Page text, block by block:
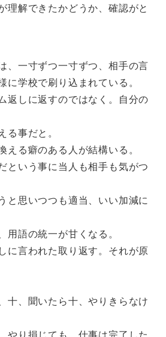
理解できたかどうか、確認がと
、一寸ずつ一寸ずつ、相手の言
に学校で刷り込まれている。
返しに返すのではなく。自分の
る事だと。
える癖のある人が結構いる。
という事に当人も相手も気がつ
と思いつつも適当、いい加減に
用語の統一が甘くなる。
に言われた取り返す。それが原
十、聞いたら十、やりきらなけ
やり損じても、仕事は完了した